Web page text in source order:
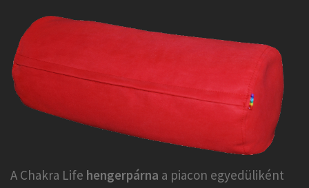
A Chakra Life hengerpárna a piacon egyedüliként